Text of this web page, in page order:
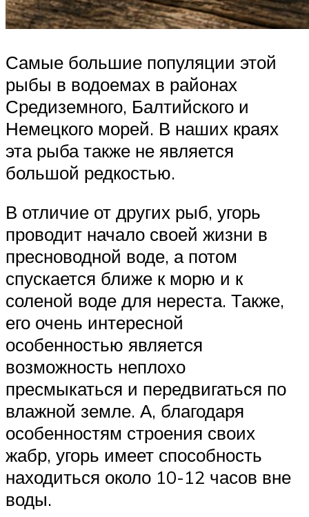
Самые большие популяции этой
рыбы в водоемах в районах
Средиземного, Балтийского и
Немецкого морей. В наших краях
эта рыба также не является
большой редкостью.
В отличие от других рыб, угорь
проводит начало своей жизни в
пресноводной воде, а потом
спускается ближе к морю и к
соленой воде для нереста. Также,
его очень интересной
особенностью является
возможность неплохо
пресмыкаться и передвигаться по
влажной земле. А, благодаря
особенностям строения своих
жабр, угорь имеет способность
находиться около 10-12 часов вне
воды.